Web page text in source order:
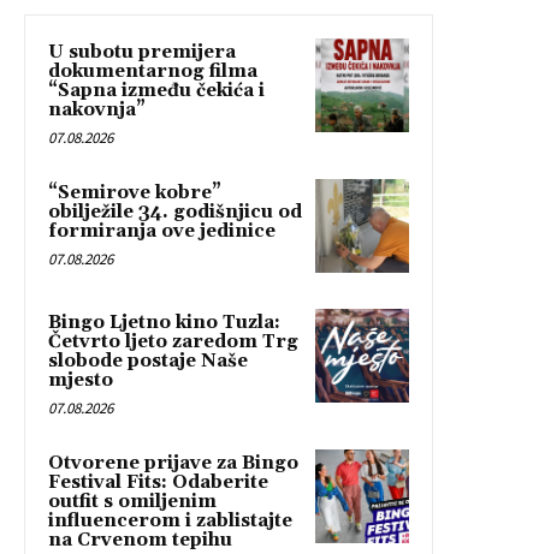
U subotu premijera
dokumentarnog filma
“Sapna između čekića i
nakovnja”
07.08.2026
“Semirove kobre”
obilježile 34. godišnjicu od
formiranja ove jedinice
07.08.2026
Bingo Ljetno kino Tuzla:
Četvrto ljeto zaredom Trg
slobode postaje Naše
mjesto
07.08.2026
Otvorene prijave za Bingo
Festival Fits: Odaberite
outfit s omiljenim
influencerom i zablistajte
na Crvenom tepihu